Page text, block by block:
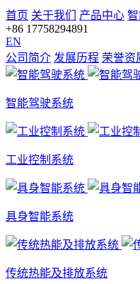
首页 关于我们 产品中心
+86 17758294891
EN
公司简介 发展历程 荣誉资
智能驾驶系统
工业控制系统
具身智能系统
传统热能及排放系统